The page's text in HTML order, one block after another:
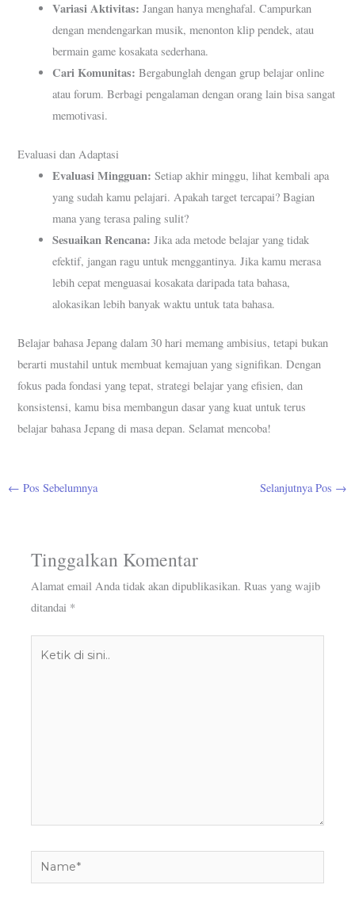
Variasi Aktivitas: Jangan hanya menghafal. Campurkan
dengan mendengarkan musik, menonton klip pendek, atau
bermain game kosakata sederhana.
Cari Komunitas: Bergabunglah dengan grup belajar online
atau forum. Berbagi pengalaman dengan orang lain bisa sangat
memotivasi.
Evaluasi dan Adaptasi
Evaluasi Mingguan: Setiap akhir minggu, lihat kembali apa
yang sudah kamu pelajari. Apakah target tercapai? Bagian
mana yang terasa paling sulit?
Sesuaikan Rencana: Jika ada metode belajar yang tidak
efektif, jangan ragu untuk menggantinya. Jika kamu merasa
lebih cepat menguasai kosakata daripada tata bahasa,
alokasikan lebih banyak waktu untuk tata bahasa.
Belajar bahasa Jepang dalam 30 hari memang ambisius, tetapi bukan
berarti mustahil untuk membuat kemajuan yang signifikan. Dengan
fokus pada fondasi yang tepat, strategi belajar yang efisien, dan
konsistensi, kamu bisa membangun dasar yang kuat untuk terus
belajar bahasa Jepang di masa depan. Selamat mencoba!
← Pos Sebelumnya Selanjutnya Pos →
Tinggalkan Komentar
Alamat email Anda tidak akan dipublikasikan. Ruas yang wajib
ditandai *
Name*